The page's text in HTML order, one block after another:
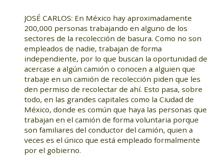
JOSÉ CARLOS: En México hay aproximadamente
200,000 personas trabajando en alguno de los
sectores de la recolección de basura. Como no son
empleados de nadie, trabajan de forma
independiente, por lo que buscan la oportunidad de
acercase a algún camión o conocen a alguien que
trabaje en un camión de recolección piden que les
den permiso de recolectar de ahí. Esto pasa, sobre
todo, en las grandes capitales como la Ciudad de
México, donde es común que haya las personas que
trabajan en el camión de forma voluntaria porque
son familiares del conductor del camión, quien a
veces es el único que está empleado formalmente
por el gobierno.